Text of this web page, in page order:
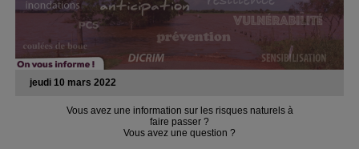
jeudi 10 mars 2022
Vous avez une information sur les risques naturels à
faire passer ?
Vous avez une question ?